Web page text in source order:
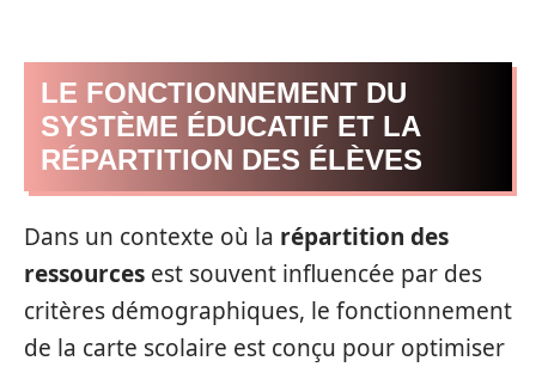
LE FONCTIONNEMENT DU
SYSTÈME ÉDUCATIF ET LA
RÉPARTITION DES ÉLÈVES
Dans un contexte où la répartition des
ressources est souvent influencée par des
critères démographiques, le fonctionnement
de la carte scolaire est conçu pour optimiser